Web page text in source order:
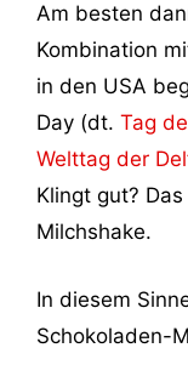
Am besten
Kombination
in den USA
Day (dt. Tag
Welttag der
Klingt gut?
Milchshake.
In diesem
Schokoladen-